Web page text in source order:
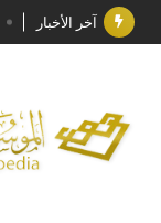
آخر الأخبار